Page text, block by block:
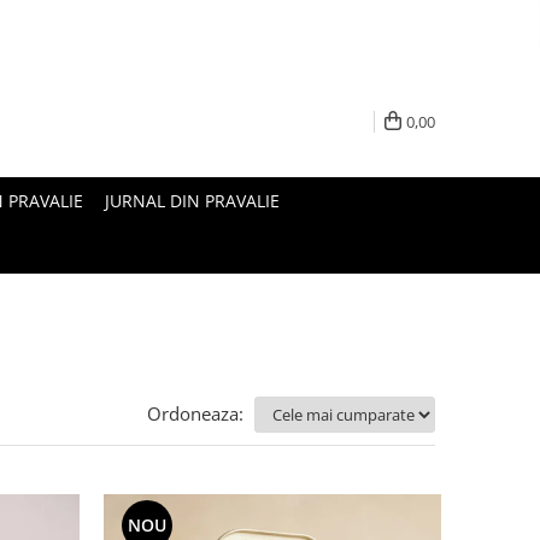
0,00
PRAVALIE JURNAL DIN PRAVALIE
Ordoneaza:
NOU